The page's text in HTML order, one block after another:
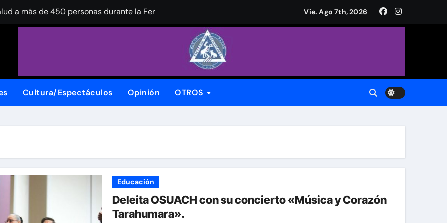
a más de 450 personas durante la Feria de la Salud en la Plaza de Armas
ingreso! Continúa la recepción de documentos en la UACH.
Internacional de Jazz Armando Nuñez
de su planta en Chihuahua
calidad del agua para riego en el centro-sur del estado.
2000 chihuahuenses en favor de Chihuahua
de la Peña rumbo a la candidatura del PAN a la Presidencia Municipal
Vie. Ago 7th, 2026
Cultura/Espectáculos Opinión OTROS
Educación
Deleita OSUACH con su concierto «Música y Corazón
Tarahumara».